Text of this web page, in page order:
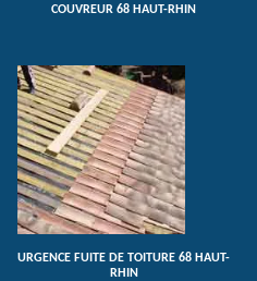
COUVREUR 68 HAUT-RHIN
URGENCE FUITE DE TOITURE 68 HAUT-
RHIN